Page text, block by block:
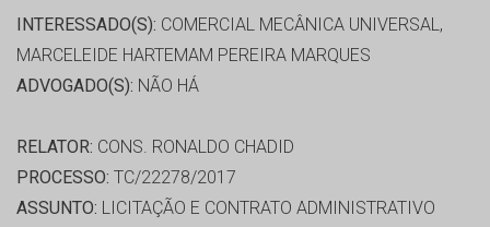
INTERESSADO(S): COMERCIAL MECÂNICA UNIVERSAL,
MARCELEIDE HARTEMAM PEREIRA MARQUES
ADVOGADO(S): NÃO HÁ
RELATOR: CONS. RONALDO CHADID
PROCESSO: TC/22278/2017
ASSUNTO: LICITAÇÃO E CONTRATO ADMINISTRATIVO